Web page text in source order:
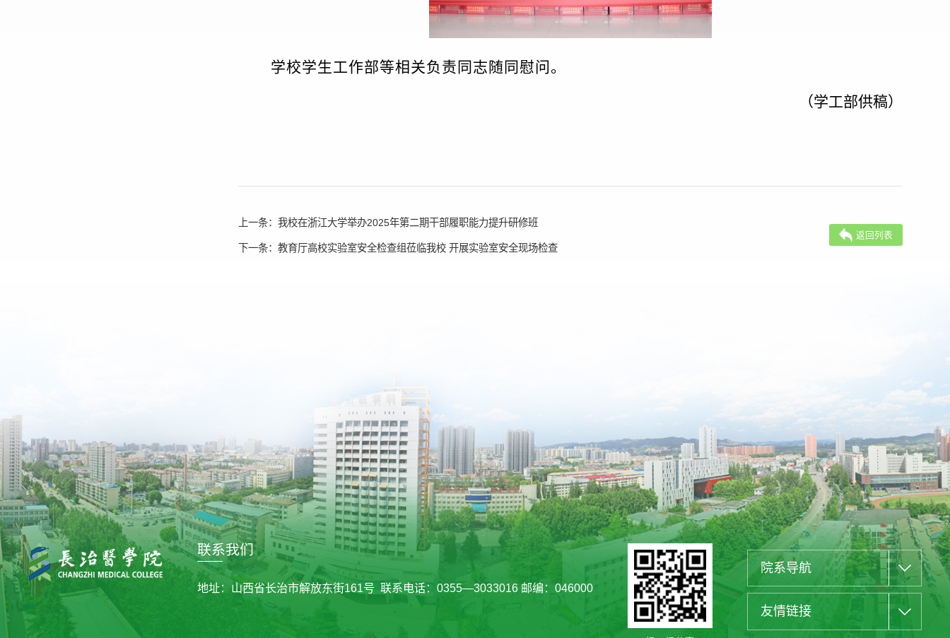
学校学生工作部等相关负责同志随同慰问。
（学工部供稿）
上一条：我校在浙江大学举办2025年第二期干部履职能力提升研修班
下一条：教育厅高校实验室安全检查组莅临我校 开展实验室安全现场检查
返回列表
联系我们
地址：山西省长治市解放东街161号 联系电话：0355—3033016 邮编：046000
院系导航
友情链接